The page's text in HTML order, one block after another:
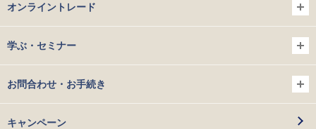
オンライントレード
学ぶ・セミナー
お問合わせ・お手続き
キャンペーン